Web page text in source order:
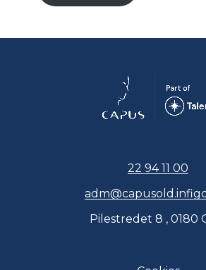
22 94 11 00
Pilestredet 8 , 0180